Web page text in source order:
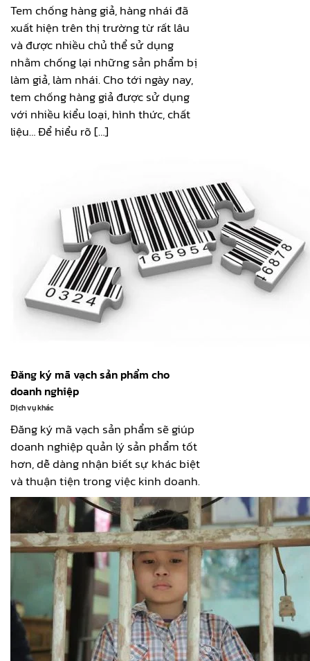
Tem chống hàng giả, hàng nhái đã
xuất hiện trên thị trường từ rất lâu
và được nhiều chủ thể sử dụng
nhằm chống lại những sản phẩm bị
làm giả, làm nhái. Cho tới ngày nay,
tem chống hàng giả được sử dụng
với nhiều kiểu loại, hình thức, chất
liệu… Để hiểu rõ […]
Đăng ký mã vạch sản phẩm cho
doanh nghiệp
Dịch vụ khác
Đăng ký mã vạch sản phẩm sẽ giúp
doanh nghiệp quản lý sản phẩm tốt
hơn, dễ dàng nhận biết sự khác biệt
và thuận tiện trong việc kinh doanh.